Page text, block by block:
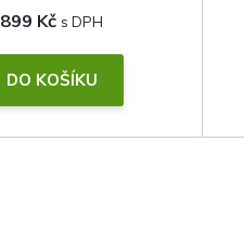
ů
899 Kč
DO KOŠÍKU